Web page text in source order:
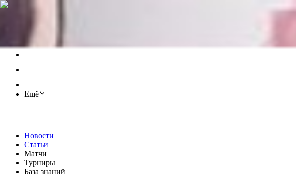
Ещё
Новости
Статьи
Матчи
Турниры
База знаний